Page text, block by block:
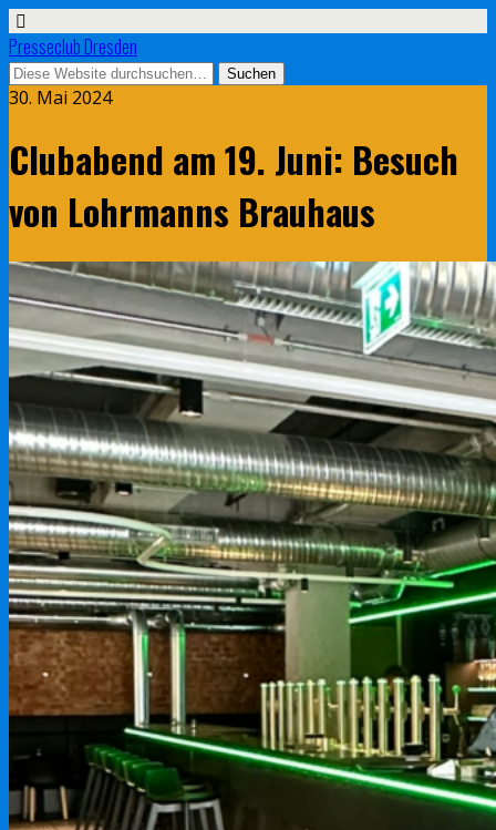
Presseclub Dresden
30. Mai 2024
Clubabend am 19. Juni: Besuch
von Lohrmanns Brauhaus